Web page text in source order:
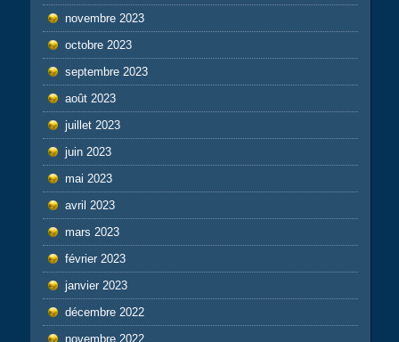
novembre 2023
octobre 2023
septembre 2023
août 2023
juillet 2023
juin 2023
mai 2023
avril 2023
mars 2023
février 2023
janvier 2023
décembre 2022
novembre 2022